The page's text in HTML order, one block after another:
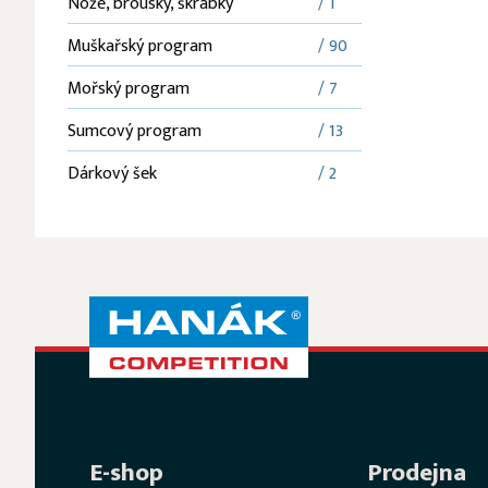
Muškařský program
/ 90
Mořský program
/ 7
Sumcový program
/ 13
Dárkový šek
/ 2
E-shop Prodejna